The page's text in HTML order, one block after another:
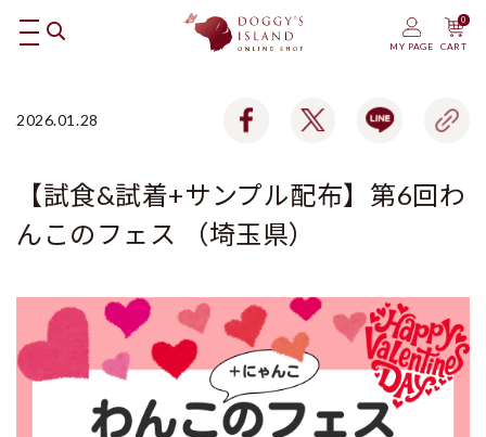
MY PAGE CART
0
2026.01.28
【試食&試着+サンプル配布】第6回わ
んこのフェス （埼玉県）